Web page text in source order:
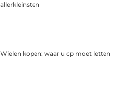
allerkleinsten
Wielen kopen: waar u op moet letten